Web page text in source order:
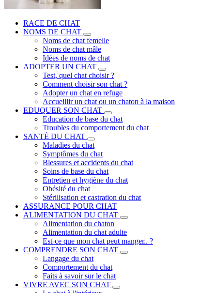
RACE DE CHAT
NOMS DE CHAT
Noms de chat femelle
Noms de chat mâle
Idées de noms de chat
ADOPTER UN CHAT
Test, quel chat choisir ?
Comment choisir son chat ?
Adopter un chat en refuge
Accueillir un chat ou un chaton à la maison
EDUQUER SON CHAT
Education de base du chat
Troubles du comportement du chat
SANTÉ DU CHAT
Maladies du chat
Symptômes du chat
Blessures et accidents du chat
Soins de base du chat
Entretien et hygiène du chat
Obésité du chat
Stérilisation et castration du chat
ASSURANCE POUR CHAT
ALIMENTATION DU CHAT
Alimentation du chaton
Alimentation du chat adulte
Est-ce que mon chat peut manger.. ?
COMPRENDRE SON CHAT
Langage du chat
Comportement du chat
Faits à savoir sur le chat
VIVRE AVEC SON CHAT